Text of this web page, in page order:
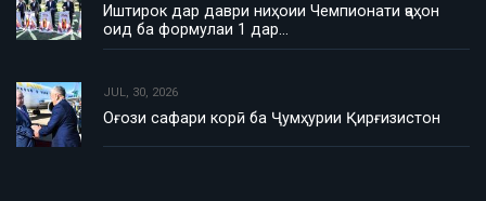
Иштирок дар даври ниҳоии Чемпионати ҷаҳон
оид ба формулаи 1 дар…
JUL, 30, 2026
Оғози сафари корӣ ба Ҷумҳурии Қирғизистон